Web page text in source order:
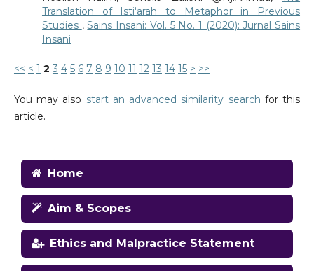
Translation of Istiʻarah to Metaphor in Previous
Studies ,Sains Insani: Vol. 5 No. 1 (2020): Jurnal Sains
Insani
<< < 1 2 3 4 5 6 7 8 9 10 11 12 13 14 15 > >>
You may also start an advanced similarity search for this
article.
Home
Aim & Scopes
Ethics and Malpractice Statement